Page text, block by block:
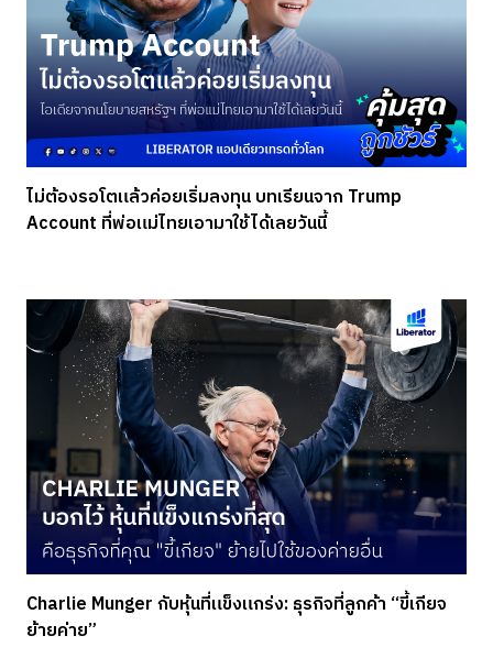
ไม่ต้องรอโตแล้วค่อยเริ่มลงทุน บทเรียนจาก Trump
Account ที่พ่อแม่ไทยเอามาใช้ได้เลยวันนี้
Charlie Munger กับหุ้นที่แข็งแกร่ง: ธุรกิจที่ลูกค้า “ขี้เกียจ
ย้ายค่าย”